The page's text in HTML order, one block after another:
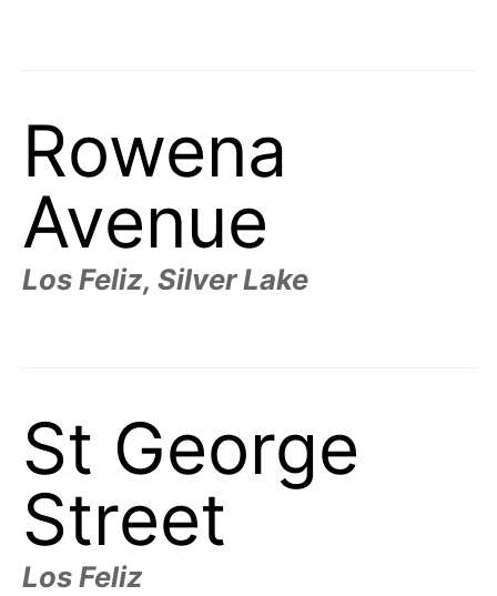
Rowena
Avenue
Los Feliz, Silver Lake
St George
Street
Los Feliz